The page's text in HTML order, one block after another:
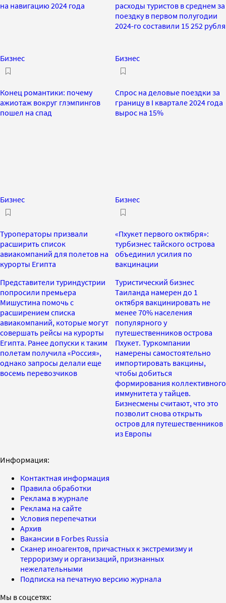
на навигацию 2024 года
расходы туристов в среднем за
поездку в первом полугодии
2024-го составили 15 252 рубля
Бизнес
Конец романтики: почему
ажиотаж вокруг глэмпингов
пошел на спад
Бизнес
Спрос на деловые поездки за
границу в I квартале 2024 года
вырос на 15%
Бизнес
Туроператоры призвали
расширить список
авиакомпаний для полетов на
курорты Египта
Представители туриндустрии
попросили премьера
Мишустина помочь с
расширением списка
авиакомпаний, которые могут
совершать рейсы на курорты
Египта. Ранее допуски к таким
полетам получила «Россия»,
однако запросы делали еще
восемь перевозчиков
Бизнес
«Пхукет первого октября»:
турбизнес тайского острова
объединил усилия по
вакцинации
Туристический бизнес
Таиланда намерен до 1
октября вакцинировать не
менее 70% населения
популярного у
путешественников острова
Пхукет. Туркомпании
намерены самостоятельно
импортировать вакцины,
чтобы добиться
формирования коллективного
иммунитета у тайцев.
Бизнесмены считают, что это
позволит снова открыть
остров для путешественников
из Европы
Информация:
Контактная информация
Правила обработки
Реклама в журнале
Реклама на сайте
Условия перепечатки
Архив
Вакансии в Forbes Russia
Сканер иноагентов, причастных к экстремизму и
терроризму и организаций, признанных
нежелательными
Подписка на печатную версию журнала
Мы в соцсетях: